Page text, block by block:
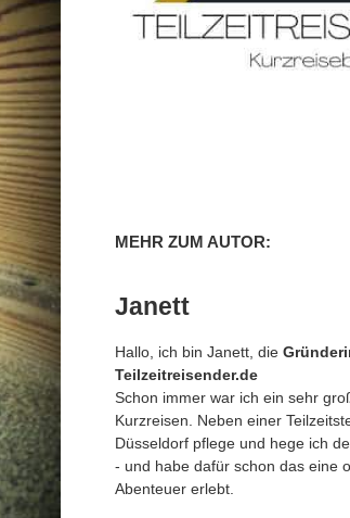
MEHR ZUM AUTOR:
Janett
Hallo, ich bin Janett, die
Teilzeitreisender.de
Schon immer war ich ein sehr
Kurzreisen. Neben einer
Düsseldorf pflege und hege ich
- und habe dafür schon das eine
Abenteuer erlebt.